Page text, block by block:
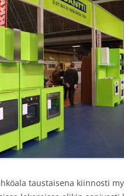
taustaisena kiinnosti